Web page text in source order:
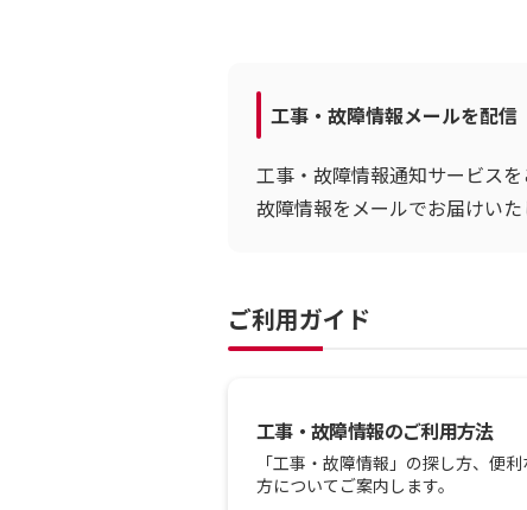
工事・故障情報メールを配信
工事・故障情報通知サービス
故障情報をメールでお届けいた
ご利用ガイド
工事・故障情報のご利用方法
「工事・故障情報」の探し方、便
方についてご案内します。